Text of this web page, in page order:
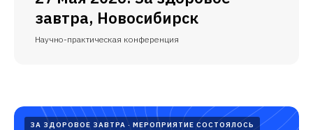
завтра, Новосибирск
Научно-практическая конференция
ЗА ЗДОРОВОЕ ЗАВТРА МЕРОПРИЯТИЕ СОСТОЯЛОСЬ